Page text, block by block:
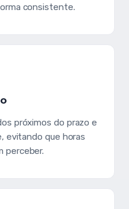
consistente.
próximos do prazo e
evitando que horas
perceber.